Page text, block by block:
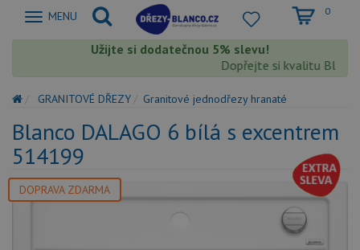
Zobrazit
MENU 0
Užijte si dodatečnou 5% slevu!
Dopřejte si kvalitu Blanco
GRANITOVÉ DŘEZY Granitové jednodřezy hranaté
Blanco DALAGO 6 bílá s excentrem
514199
DOPRAVA ZDARMA